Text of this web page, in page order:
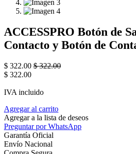
ACCESSPRO Botón de
Contacto y Botón de
$ 322.00 $322.00
$ 322.00
IVA incluido
Agregar al carrito
Agregar a la lista de deseos
Preguntar por WhatsApp
Garantía Oficial
Envío Nacional